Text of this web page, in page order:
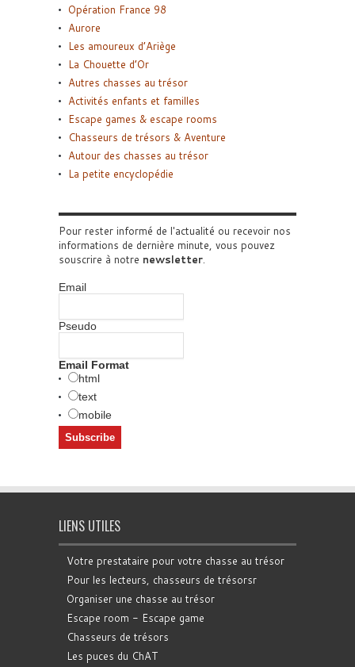
Opération France 98
Aurore
Les amoureux d’Ariège
La Chouette d’Or
Autres chasses au trésor
Activités enfants et familles
Escape games & escape rooms
Chasseurs de trésors & Aventure
Autour des chasses au trésor
La petite encyclopédie
Pour rester informé de l'actualité ou recevoir nos
informations de dernière minute, vous pouvez
souscrire à notre newsletter.
Email
Pseudo
Email Format
html
text
mobile
LIENS UTILES
Votre prestataire pour votre chasse au trésor
Pour les lecteurs, chasseurs de trésorsr
Organiser une chasse au trésor
Escape room - Escape game
Chasseurs de trésors
Les puces du ChAT